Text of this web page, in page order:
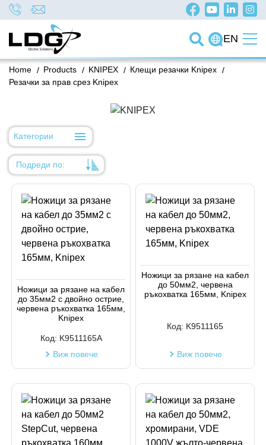
EN
/
Home /
Products /
KNIPEX /
Клещи резачки Knipex
Резачки за прав срез Knipex
Категории
Подреди по:
Име
Код на артикул
Ножици за рязане на кабел
до 35мм2 с двойно острие,
червена ръкохватка 165мм,
Knipex
Код: K9511165A
Виж повече
Ножици за рязане на кабел
до 50мм2, червена
ръкохватка 165мм, Knipex
Код: K9511165
Виж повече